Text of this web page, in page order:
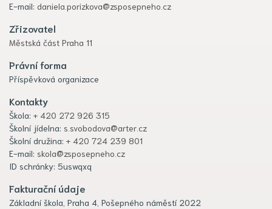
E-mail: daniela.porizkova@zsposepneho.cz
Zřizovatel
Městská část Praha 11
Právní forma
Příspěvková organizace
Kontakty
Škola: + 420 272 926 315
Školní jídelna: s.svobodova@arter.cz
Školní družina: + 420 724 239 801
E-mail: skola@zsposepneho.cz
ID schránky: 5uswqxq
Fakturační údaje
Základní škola, Praha 4, Pošepného náměstí 2022